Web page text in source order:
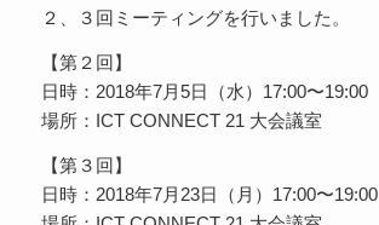
２、３回ミーティングを行いました。
【第２回】
日時：2018年7月5日（水）17:00〜19:00
場所：ICT CONNECT 21 大会議室
【第３回】
日時：2018年7月23日（月）17:00〜19:00